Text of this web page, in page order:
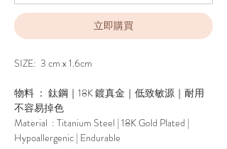
立即購買
SIZE: 3 cm x 1.6cm
物料 ： 鈦鋼｜18K 鍍真金｜低致敏源｜耐用
不容易掉色
Material : Titanium Steel | 18K Gold Plated |
Hypoallergenic | Endurable